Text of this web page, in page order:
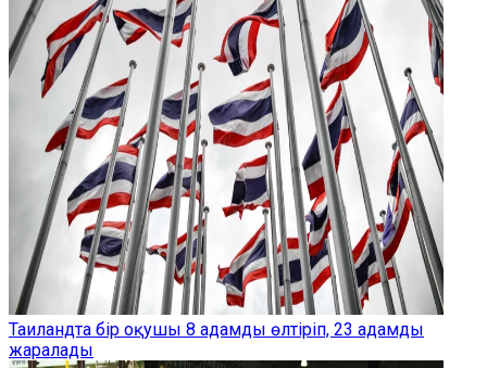
Таиландта бір оқушы 8 адамды өлтіріп, 23 адамды
жаралады